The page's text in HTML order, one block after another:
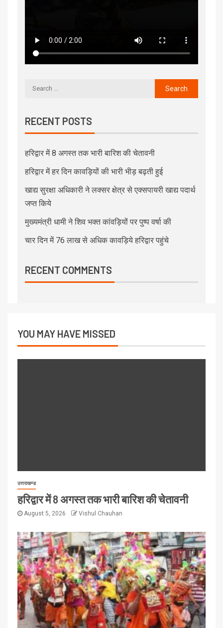
RECENT POSTS
हरिद्वार में 8 अगस्त तक भारी बारिश की चेतावनी
हरिद्वार में हर दिन कावड़ियों की भारी भीड़ बढ़ती हुई
खाद्य सुरक्षा अधिकारी ने लक्सर क्षेत्र से एक्सपायरी खाद्य पदार्थ
जप्त किये
मुख्यमंत्री धामी ने शिव भक्त कांवड़ियों पर पुष्प वर्षा की
चार दिन में 76 लाख से अधिक कावड़िये हरिद्वार पहुंचे
RECENT COMMENTS
YOU MAY HAVE MISSED
उत्तराखण्ड
हरिद्वार में 8 अगस्त तक भारी बारिश की चेतावनी
August 5, 2026 Vishul Chauhan